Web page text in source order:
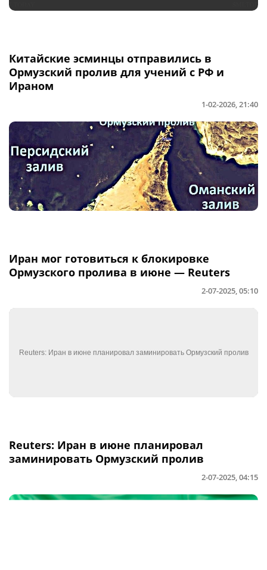
Китайские эсминцы отправились в
Ормузский пролив для учений с РФ и
Ираном
1-02-2026, 21:40
Иран мог готовиться к блокировке
Ормузского пролива в июне — Reuters
2-07-2025, 05:10
Reuters: Иран в июне планировал
заминировать Ормузский пролив
2-07-2025, 04:15